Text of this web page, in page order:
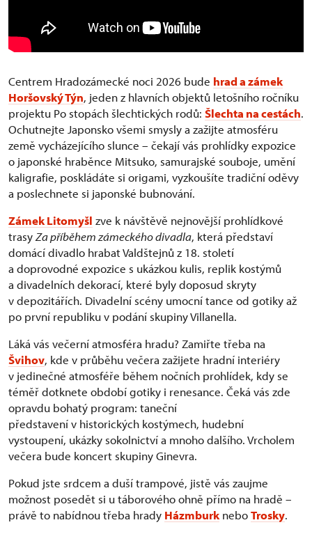
Centrem Hradozámecké noci 2026 bude hrad a zámek
Horšovský Týn, jeden z hlavních objektů letošního ročníku
projektu Po stopách šlechtických rodů: Šlechta na cestách.
Ochutnejte Japonsko všemi smysly a zažijte atmosféru
země vycházejícího slunce – čekají vás prohlídky expozice
o japonské hraběnce Mitsuko, samurajské souboje, umění
kaligrafie, poskládáte si origami, vyzkoušíte tradiční oděvy
a poslechnete si japonské bubnování.
Zámek Litomyšl zve k návštěvě nejnovější prohlídkové
trasyZa příběhem zámeckého divadla, která představí
domácí divadlo hrabat Valdštejnů z 18. století
a doprovodné expozice s ukázkou kulis, replik kostýmů
a divadelních dekorací, které byly doposud skryty
v depozitářích. Divadelní scény umocní tance od gotiky až
po první republiku v podání skupiny Villanella.
Láká vás večerní atmosféra hradu? Zamiřte třeba na
Švihov, kde v průběhu večera zažijete hradní interiéry
v jedinečné atmosféře během nočních prohlídek, kdy se
téměř dotknete období gotiky i renesance. Čeká vás zde
opravdu bohatý program: taneční
představení v historických kostýmech, hudební
vystoupení, ukázky sokolnictví a mnoho dalšího. Vrcholem
večera bude koncert skupiny Ginevra.
Pokud jste srdcem a duší trampové, jistě vás zaujme
možnost posedět si u táborového ohně přímo na hradě –
právě to nabídnou třeba hrady Házmburk neboTrosky.